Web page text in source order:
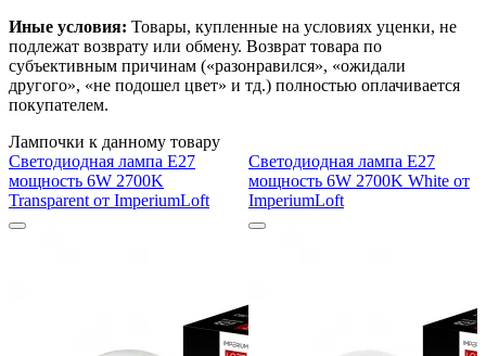
Иные условия: Товары, купленные на условиях уценки, не
подлежат возврату или обмену. Возврат товара по
субъективным причинам («разонравился», «ожидали
другого», «не подошел цвет» и тд.) полностью оплачивается
покупателем.
Лампочки к данному товару
Светодиодная лампа E27
мощность 6W 2700K
Transparent от ImperiumLoft
Светодиодная лампа E27
мощность 6W 2700K White от
ImperiumLoft